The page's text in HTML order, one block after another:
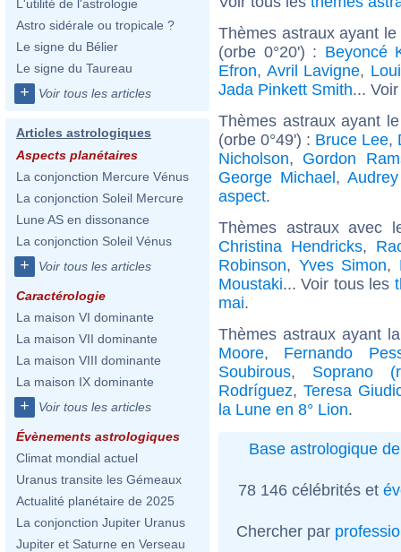
L'utilité de l'astrologie
Astro sidérale ou tropicale ?
Le signe du Bélier
Le signe du Taureau
+ Voir tous les articles
Articles astrologiques
Aspects planétaires
La conjonction Mercure Vénus
La conjonction Soleil Mercure
Lune AS en dissonance
La conjonction Soleil Vénus
+ Voir tous les articles
Caractérologie
La maison VI dominante
La maison VII dominante
La maison VIII dominante
La maison IX dominante
+ Voir tous les articles
Évènements astrologiques
Climat mondial actuel
Uranus transite les Gémeaux
Actualité planétaire de 2025
La conjonction Jupiter Uranus
Jupiter et Saturne en Verseau
Thèmes astraux ayant
(orbe 0°20') : Beyoncé
Efron, Avril Lavigne,
Jada Pinkett Smith...
Thèmes astraux ayant
(orbe 0°49') : Bruce Lee,
Nicholson, Gordon
George Michael,
aspect.
Thèmes astraux avec
Christina Hendricks,
Robinson, Yves Simon,
Moustaki... Voir tous les
mai.
Thèmes astraux ayant
Moore, Fernando
Soubirous, Soprano
Rodríguez, Teresa
la Lune en 8° Lion.
Base astrologique
78 146 célébrités et
Chercher par